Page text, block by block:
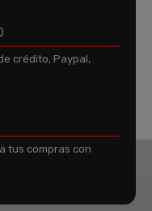
crédito, Paypal,
tus compras con